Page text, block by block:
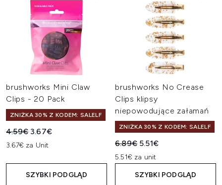
brushworks Mini Claw
Clips - 20 Pack
ZNIŻKA 30% Z KODEM: SALELF
Sugerowana cena detaliczna:
4.59€ Aktualna cena:
3.67€
3.67€ za Unit
SZYBKI PODGLĄD
brushworks No Crease
Clips klipsy
niepowodujące załamań
ZNIŻKA 30% Z KODEM: SALELF
Sugerowana cena
6.89€ Aktualna cena:
5.51€
5.51€ za unit
SZYBKI PODGLĄD